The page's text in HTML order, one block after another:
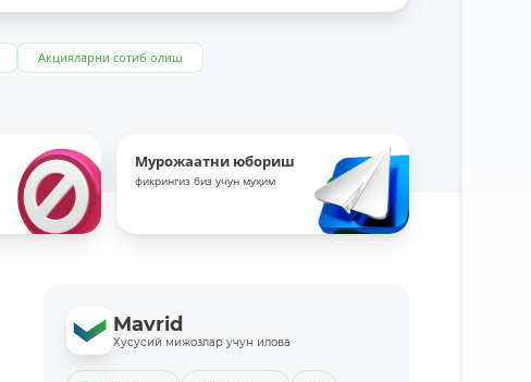
Акцияларни сотиб олиш
Мурожаатни юбориш
фикрингиз биз учун муҳим
Mavrid
Хусусий мижозлар учун илова